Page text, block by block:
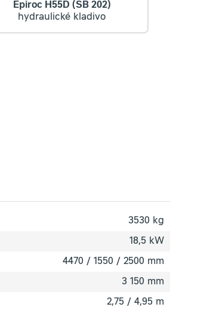
Epiroc H55D (SB 202)
hydraulické kladivo
3530 kg
18,5 kW
4470 / 1550 / 2500 mm
3 150 mm
2,75 / 4,95 m